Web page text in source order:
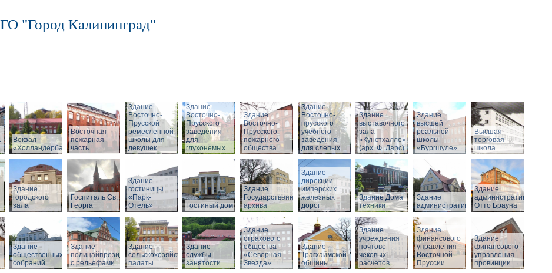
"Город Калининград"
Вокзал
«Холландербаум»
Восточная
пожарная
часть
Здание
Восточно-
Прусской
ремесленной
школы для
девушек
Здание
Восточно-
Прусского
заведения
для
глухонемых
Здание
Восточно-
Прусского
пожарного
общества
Здание
Восточно-
прусского
учебного
заведения
для слепых
Здание
выставочного
зала
«Кунстхалле»
(арх. Ф. Ларс)
Здание
высшей
реальной
школы
«Бургшуле»
Высшая
торговая
школа
Здание
городского
зала
Госпиталь Св.
Георга
Здание
гостиницы
«Парк-
Отель»
Гостиный дом
Здание
Государственного
архива
Здание
дирекции
имперских
железных
дорог
Здание Дома
техники
Здание
административное
Здание
административное
Отто Брауна
Здание
общественных
собраний
Здание
полицайпрезидиума
с рельефами
Здание
сельскохозяйственной
палаты
Здание
службы
занятости
Здание
страхового
общества
«Северная
Звезда»
Здание
Трагхаймской
общины
Здание
учреждения
почтово-
чековых
расчетов
Здание
финансового
управления
Восточной
Пруссии
Здание
финансового
управления
провинции